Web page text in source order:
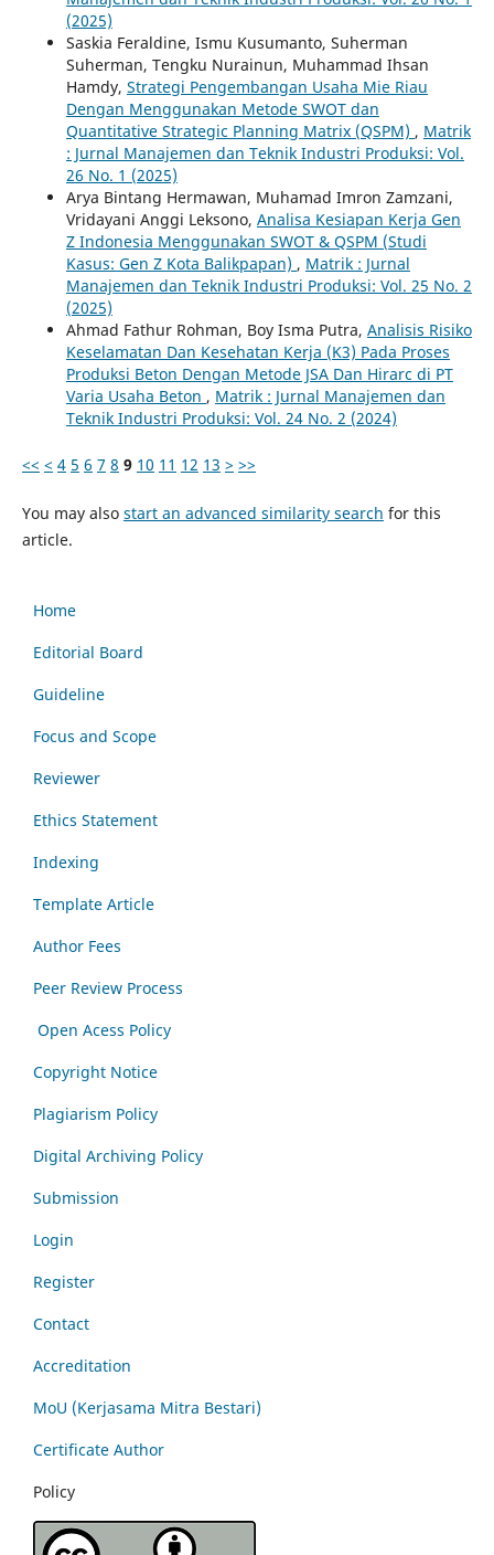
(2025)
Saskia Feraldine, Ismu Kusumanto, Suherman
Suherman, Tengku Nurainun, Muhammad Ihsan
Hamdy, Strategi Pengembangan Usaha Mie Riau
Dengan Menggunakan Metode SWOT dan
Quantitative Strategic Planning Matrix (QSPM) , Matrik
: Jurnal Manajemen dan Teknik Industri Produksi: Vol.
26 No. 1 (2025)
Arya Bintang Hermawan, Muhamad Imron Zamzani,
Vridayani Anggi Leksono, Analisa Kesiapan Kerja Gen
Z Indonesia Menggunakan SWOT & QSPM (Studi
Kasus: Gen Z Kota Balikpapan) , Matrik : Jurnal
Manajemen dan Teknik Industri Produksi: Vol. 25 No. 2
(2025)
Ahmad Fathur Rohman, Boy Isma Putra, Analisis Risiko
Keselamatan Dan Kesehatan Kerja (K3) Pada Proses
Produksi Beton Dengan Metode JSA Dan Hirarc di PT
Varia Usaha Beton , Matrik : Jurnal Manajemen dan
Teknik Industri Produksi: Vol. 24 No. 2 (2024)
<< < 4 5 6 7 8 9 10 11 12 13 > >>
You may also start an advanced similarity search for this
article.
Home
Editorial Board
Guideline
Focus and Scope
Reviewer
Ethics Statement
Indexing
Template Article
Author Fees
Peer Review Process
Open Acess Policy
Copyright Notice
Plagiarism Policy
Digital Archiving Policy
Submission
Login
Register
Contact
Accreditation
MoU (Kerjasama Mitra Bestari)
Certificate Author
Policy